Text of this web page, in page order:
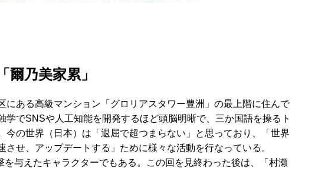
爾乃美家累」
にある高級マンション「グロリアスタワー豊洲」の最上階に住んで
学でSNSや人工知能を開発するほど頭脳明晰で、三か国語を操るト
今の世界（日本）は「退屈で超つまらない」と思っており、「世界
させ、アップデートする」ために様々な活動を行なっている。
を与えたキャラクターでもある。この回を見終わった後は、「村瀬